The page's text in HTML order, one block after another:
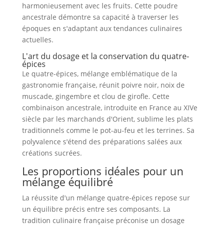
harmonieusement avec les fruits. Cette poudre
ancestrale démontre sa capacité à traverser les
époques en s'adaptant aux tendances culinaires
actuelles.
L'art du dosage et la conservation du quatre-
épices
Le quatre-épices, mélange emblématique de la
gastronomie française, réunit poivre noir, noix de
muscade, gingembre et clou de girofle. Cette
combinaison ancestrale, introduite en France au XIVe
siècle par les marchands d'Orient, sublime les plats
traditionnels comme le pot-au-feu et les terrines. Sa
polyvalence s'étend des préparations salées aux
créations sucrées.
Les proportions idéales pour un
mélange équilibré
La réussite d'un mélange quatre-épices repose sur
un équilibre précis entre ses composants. La
tradition culinaire française préconise un dosage